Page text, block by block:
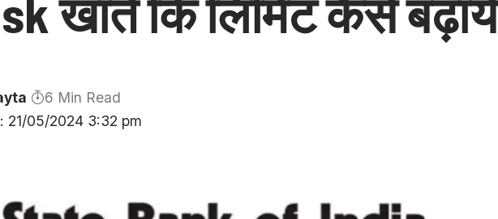
खाते कि लिमिट कैसे बढ़ाये
21/05/2024 3:32 pm
6 Min Read